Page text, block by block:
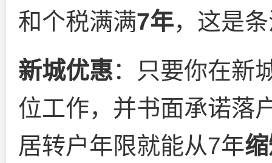
和个税满满7年，这是
新城优惠：只要你在新
位工作，并书面承诺落
居转户年限就能从7年